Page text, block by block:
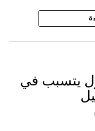
الوطني بحي
المشتبه به
في خصوص
يتسبب في